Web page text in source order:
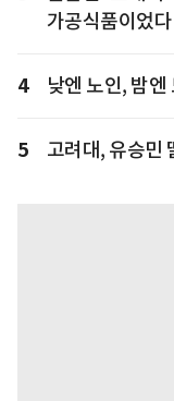
가공식품이었다
4 낮엔 노인, 밤
5 고려대, 유승민